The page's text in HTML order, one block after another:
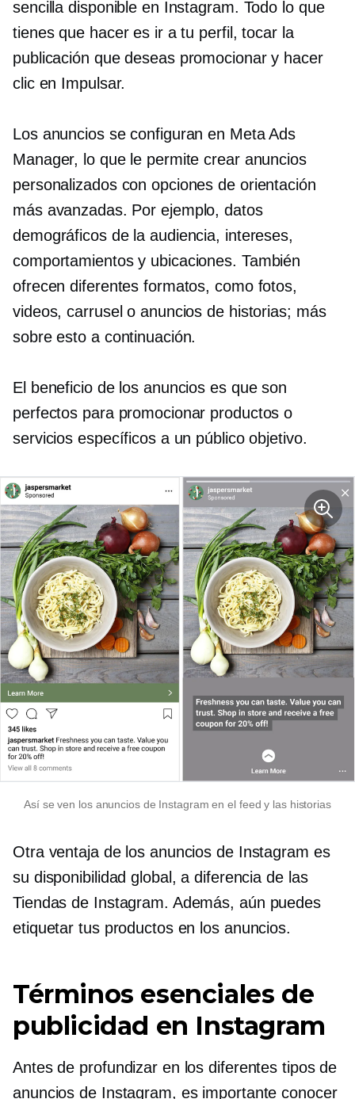
sencilla disponible en Instagram. Todo lo que
tienes que hacer es ir a tu perfil, tocar la
publicación que deseas promocionar y hacer
clic en Impulsar.
Los anuncios se configuran en Meta Ads
Manager, lo que le permite crear anuncios
personalizados con opciones de orientación
más avanzadas. Por ejemplo, datos
demográficos de la audiencia, intereses,
comportamientos y ubicaciones. También
ofrecen diferentes formatos, como fotos,
videos, carrusel o anuncios de historias; más
sobre esto a continuación.
El beneficio de los anuncios es que son
perfectos para promocionar productos o
servicios específicos a un público objetivo.
Así se ven los anuncios de Instagram en el feed y las historias
Otra ventaja de los anuncios de Instagram es
su disponibilidad global, a diferencia de las
Tiendas de Instagram. Además, aún puedes
etiquetar tus productos en los anuncios.
Términos esenciales de
publicidad en Instagram
Antes de profundizar en los diferentes tipos de
anuncios de Instagram, es importante conocer